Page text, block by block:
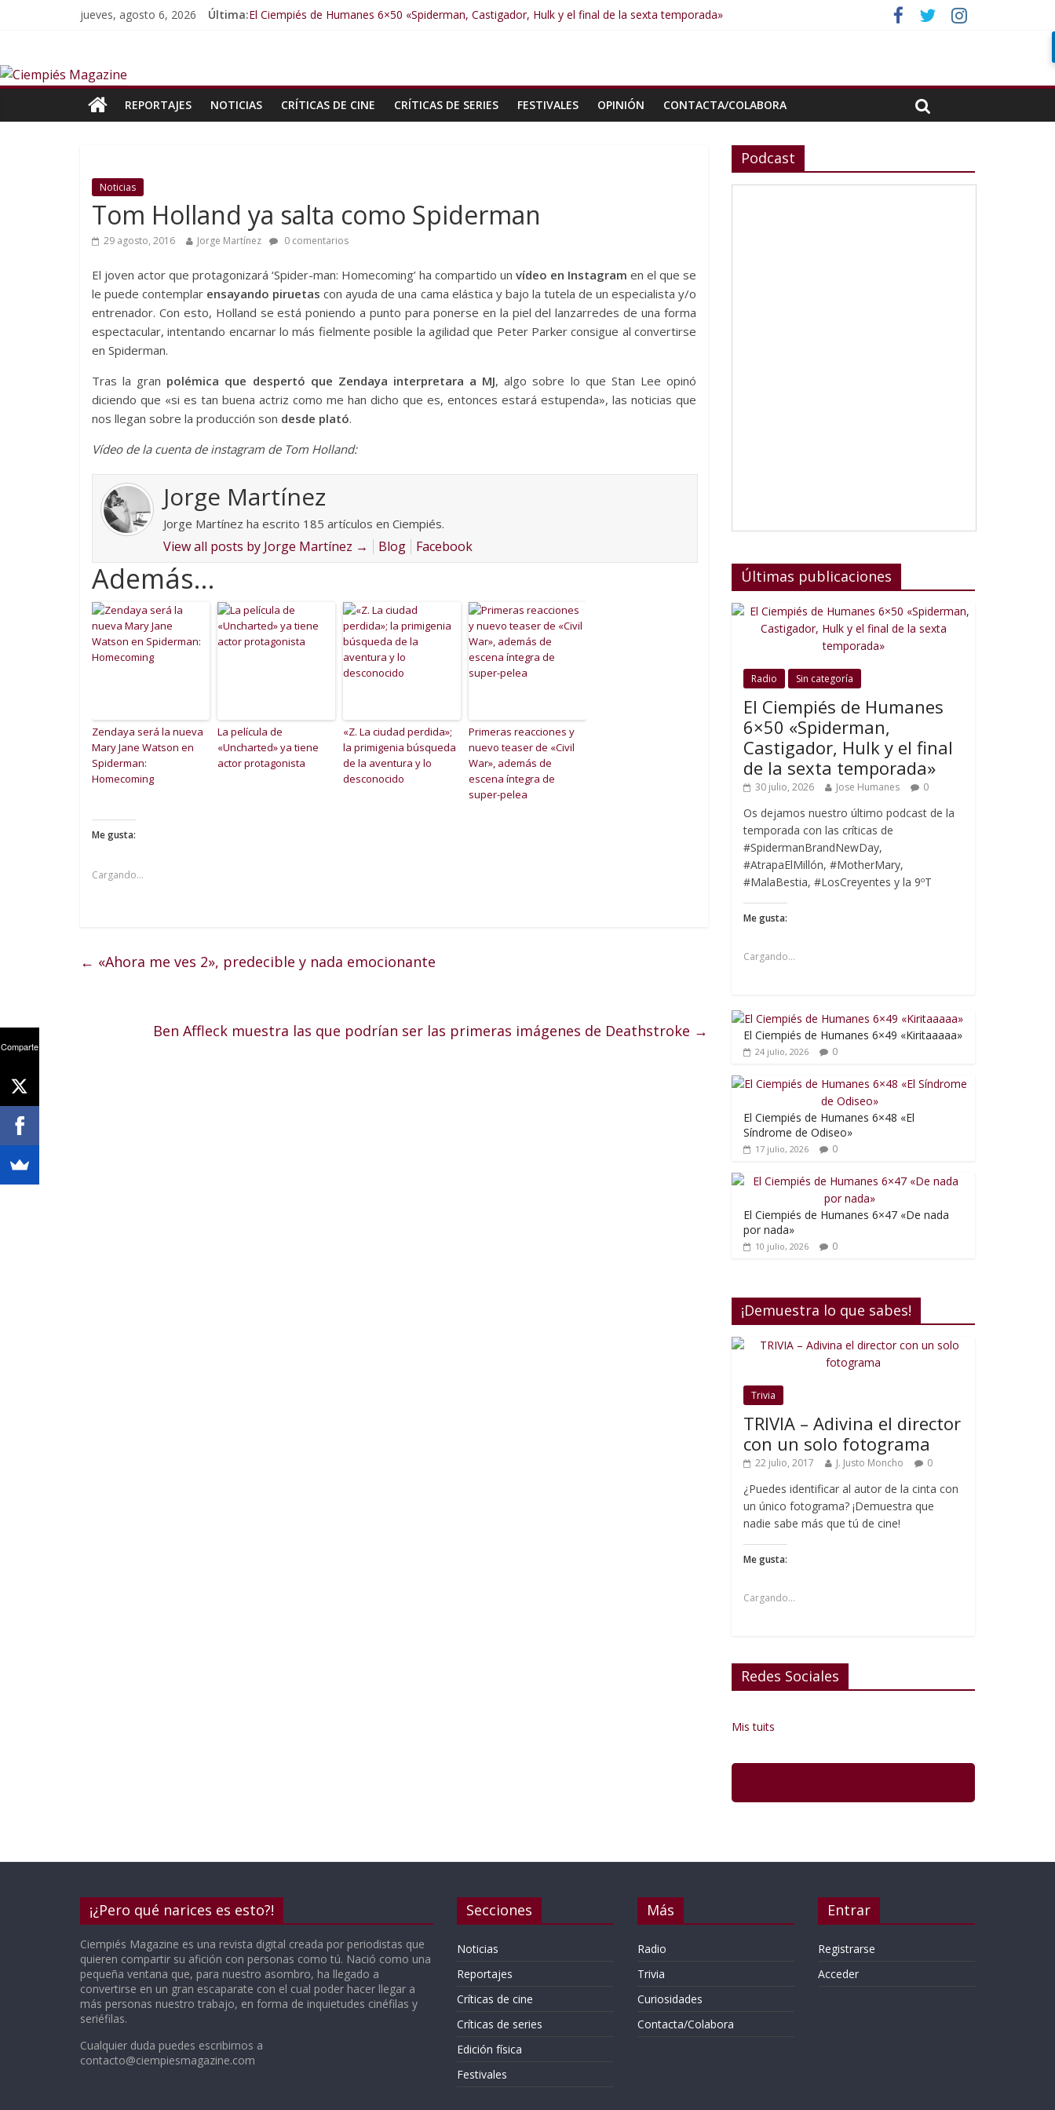
jueves, agosto 6, 2026 Última:El Ciempiés de Humanes 6×50 «Spiderman, Castigador, Hulk y el final de la sexta temporada»
El Ciempiés de Humanes 6×46 «Ciudadano Minion»
REPORTAJES
NOTICIAS CRÍTICAS DE CINE CRÍTICAS DE SERIES FESTIVALES OPINIÓN CONTACTA/COLABORA
Noticias
Tom Holland ya salta como Spiderman
29 agosto, 2016 Jorge Martínez 0 comentarios
El joven actor que protagonizará ‘Spider-man: Homecoming’ ha compartido un vídeo en Instagram en el que se
le puede contemplar ensayando piruetas con ayuda de una cama elástica y bajo la tutela de un especialista y/o
entrenador. Con esto, Holland se está poniendo a punto para ponerse en la piel del lanzarredes de una forma
espectacular, intentando encarnar lo más fielmente posible la agilidad que Peter Parker consigue al convertirse
en Spiderman.
Tras la gran polémica que despertó que Zendaya interpretara a MJ, algo sobre lo que Stan Lee opinó
diciendo que «si es tan buena actriz como me han dicho que es, entonces estará estupenda», las noticias que
nos llegan sobre la producción son desde plató.
Vídeo de la cuenta de instagram de Tom Holland:
Jorge Martínez
Jorge Martínez ha escrito 185 artículos en Ciempiés.
View all posts by Jorge Martínez → Blog Facebook
Además...
Zendaya será la nueva
Mary Jane Watson en
Spiderman:
Homecoming
La película de
«Uncharted» ya tiene
actor protagonista
«Z. La ciudad perdida»;
la primigenia búsqueda
de la aventura y lo
desconocido
Primeras reacciones y
nuevo teaser de «Civil
War», además de
escena íntegra de
super-pelea
Me gusta:
Cargando...
← «Ahora me ves 2», predecible y nada emocionante
Ben Affleck muestra las que podrían ser las primeras imágenes de Deathstroke →
Podcast
Últimas publicaciones
Radio Sin categoría
El Ciempiés de Humanes
6×50 «Spiderman,
Castigador, Hulk y el final
de la sexta temporada»
30 julio, 2026 Jose Humanes 0
Os dejamos nuestro último podcast de la
temporada con las críticas de
#SpidermanBrandNewDay,
#AtrapaElMillón, #MotherMary,
#MalaBestia, #LosCreyentes y la 9ºT
Me gusta:
Cargando...
El Ciempiés de Humanes 6×49 «Kiritaaaaa»
24 julio, 2026 0
El Ciempiés de Humanes 6×48 «El
Síndrome de Odiseo»
17 julio, 2026 0
El Ciempiés de Humanes 6×47 «De nada
por nada»
10 julio, 2026 0
¡Demuestra lo que sabes!
Trivia
TRIVIA – Adivina el director
con un solo fotograma
22 julio, 2017 J. Justo Moncho 0
¿Puedes identificar al autor de la cinta con
un único fotograma? ¡Demuestra que
nadie sabe más que tú de cine!
Me gusta:
Cargando...
Redes Sociales
Mis tuits
¡¿Pero qué narices es esto?!
Ciempiés Magazine es una revista digital creada por periodistas que
quieren compartir su afición con personas como tú. Nació como una
pequeña ventana que, para nuestro asombro, ha llegado a
convertirse en un gran escaparate con el cual poder hacer llegar a
más personas nuestro trabajo, en forma de inquietudes cinéfilas y
seriéfilas.
Cualquier duda puedes escribirnos a
contacto@ciempiesmagazine.com
Secciones
Noticias
Reportajes
Críticas de cine
Críticas de series
Edición física
Festivales
Más
Radio
Trivia
Curiosidades
Contacta/Colabora
Entrar
Registrarse
Acceder
Comparte